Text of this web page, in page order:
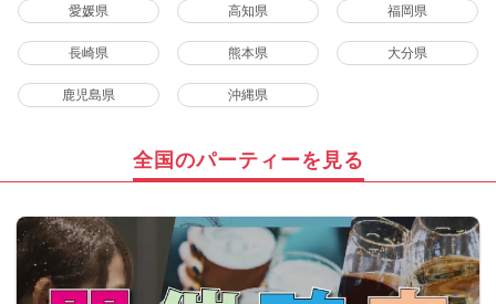
愛媛県 高知県 福岡県
長崎県 熊本県 大分県
鹿児島県 沖縄県
全国のパーティーを見る